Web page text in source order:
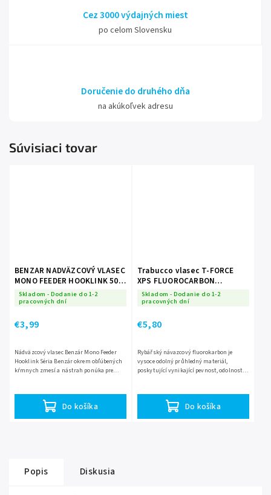
Cez 3000 výdajných miest
po celom Slovensku
Doručenie do druhého dňa
na akúkoľvek adresu
Súvisiaci tovar
BENZAR NADVÄZCOVÝ VLASEC
MONO FEEDER HOOKLINK 50M
0,18 mm
Skladom - Dodanie do 1-2
pracovných dní
€3,99
Do košíka
Nádväzcový vlasec Benzár Mono Feeder
Hooklink Séria Benzár okrem obľúbených
kŕmnych zmesí a nástrah ponúka pre
Trabucco vlasec T-FORCE
XPS FLUOROCARBON
25m|Varianta: 0,16mm
Skladom - Dodanie do 1-2
pracovných dní
€5,80
Do košíka
Rybářský návazcový fluorokarbon je
vysoce odolný průhledný materiál,
poskytující vynikající pevnost, odolnost
Popis Diskusia